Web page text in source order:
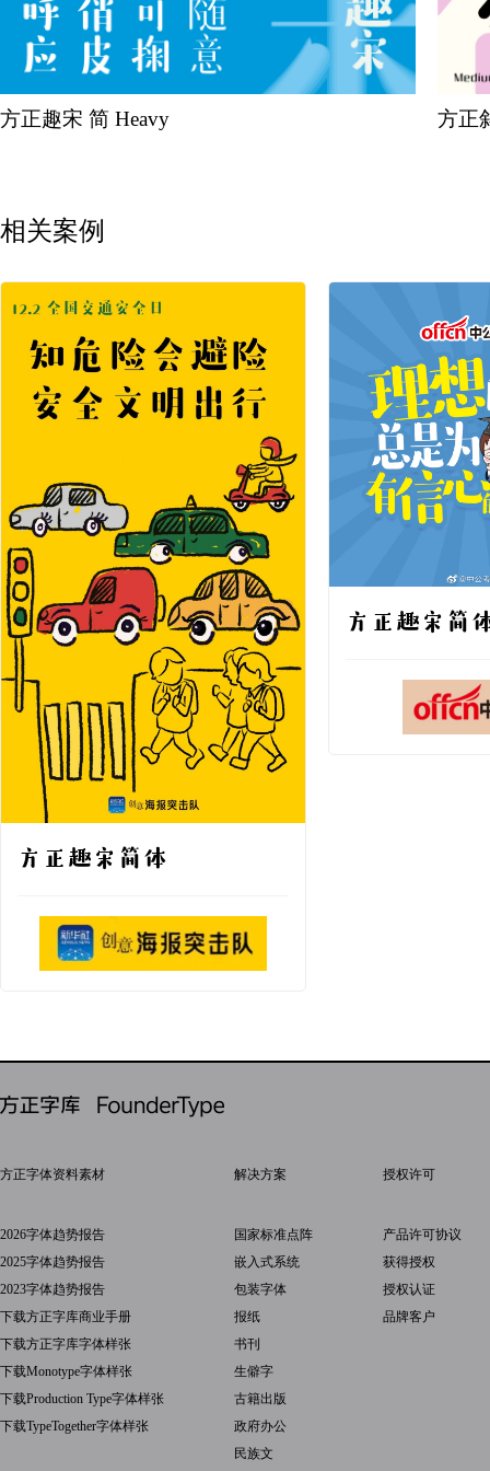
方正趣宋 简 Heavy 方正
相关案例
方正趣宋简体
方正趣宋简
方正字体资料素材
2026字体趋势报告
2025字体趋势报告
2023字体趋势报告
下载方正字库商业手册
下载方正字库字体样张
下载Monotype字体样张
下载Production Type字体样张
下载TypeTogether字体样张
解决方案
国家标准点阵
嵌入式系统
包装字体
报纸
书刊
生僻字
古籍出版
政府办公
民族文
授权许可
产品许可协议
获得授权
授权认证
品牌客户